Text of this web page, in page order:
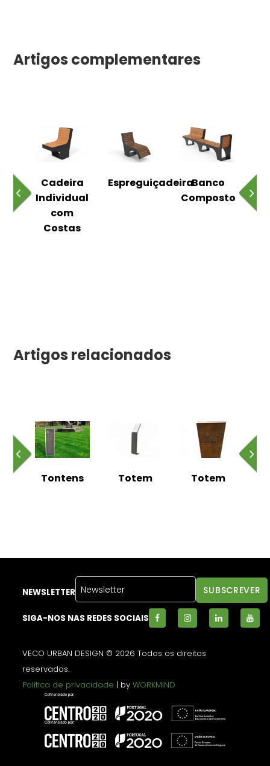
Artigos complementares
Cadeira
Individual
com
Costas
EspreguiçadeiraBanco
Composto
Artigos relacionados
Tontens Totem Totem
NEWSLETTER
SIGA-NOS NAS REDES SOCIAIS
VECO URBAN DESIGN © 2026 Todos os direitos
reservados.
Política de privacidade | byWORKMIND